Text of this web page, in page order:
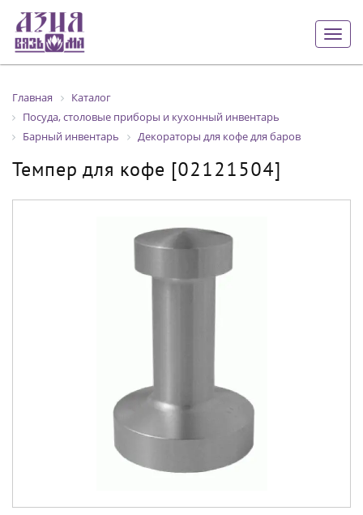
Главная
Каталог
Посуда, столовые приборы и кухонный инвентарь
Барный инвентарь
Декораторы для кофе для баров
Темпер для кофе [02121504]